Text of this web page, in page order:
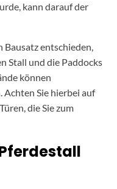
kann darauf der
Bausatz entschieden,
Stall und die Paddocks
können
Sie hierbei auf
die Sie zum